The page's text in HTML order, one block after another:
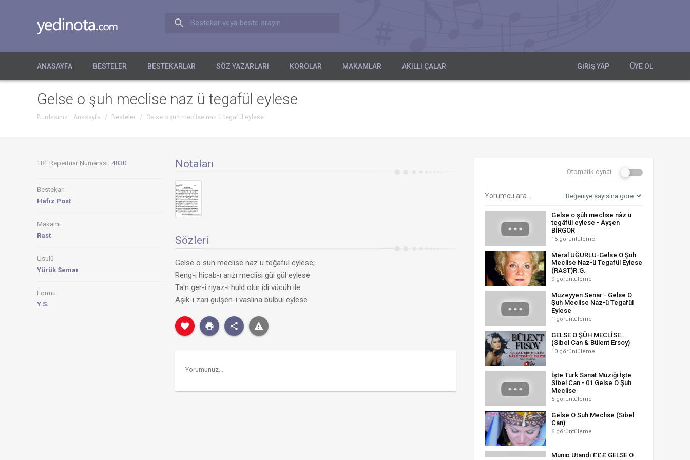
Bestekar veya beste arayın
ANASAYFA BESTELER BESTEKARLAR SÖZ YAZARLARI KOROLAR MAKAMLAR AKILLI ÇALAR GIRIŞ YAP ÜYE OL
Gelse o şuh meclise naz ü tegafül eylese
Burdasınız: Anasayfa / Besteler / Gelse o şuh meclise naz ü tegafül eylese
TRT Repertuar Numarası: 4830
Bestekarı
Hafız Post
Makamı
Rast
Usulü
Yürük Semaı
Formu
Y.S.
Notaları
Sözleri
Gelse o süh meclise naz ü teğafül eylese;
Reng-i hicab-ı arızı meclisi gül gül eylese
Ta'n ger-i riyaz-ı huld olur idi vücüh ile
Aşık-ı zarı gülşen-i vaslına bülbül eylese
Otomatik oynat
Gelse o şûh meclise nâz ü
tegâfül eylese - Ayşen
BİRGÖR
15 görüntüleme
Meral UĞURLU-Gelse O Şuh
Meclise Naz-ü Tegafül Eylese
(RAST)R.G.
9 görüntüleme
Müzeyyen Senar - Gelse O
Şuh Meclise Naz-ü Tegafül
Eylese
1 görüntüleme
GELSE O ŞÛH MECLİSE...
(Sibel Can & Bülent Ersoy)
10 görüntüleme
İşte Türk Sanat Müziği İşte
Sibel Can - 01 Gelse O Şuh
Meclise
5 görüntüleme
Gelse O Suh Meclise (Sibel
Can)
6 görüntüleme
Münip Utandı £££ GELSE O